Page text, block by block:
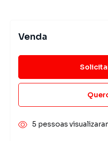
Venda
5 pessoas